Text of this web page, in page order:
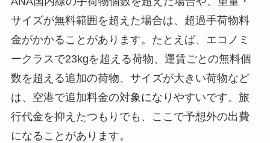
サイズが無料範囲を超えた場合は、超過手荷物料
金がかかることがあります。たとえば、エコノミ
ークラスで23kgを超える荷物、運賃ごとの無料個
数を超える追加の荷物、サイズが大きい荷物など
は、空港で追加料金の対象になりやすいです。旅
行代金を抑えたつもりでも、ここで予想外の出費
になることがあります。